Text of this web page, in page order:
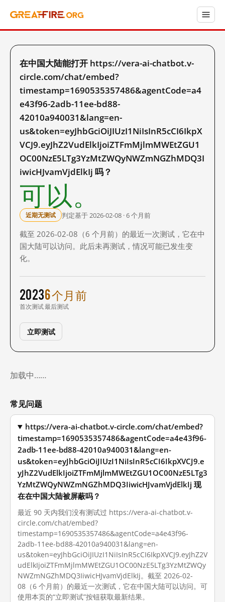
在中国大陆能打开 https://vera-ai-chatbot.v-
circle.com/chat/embed?
timestamp=1690535357486&agentCode=a4
e43f96-2adb-11ee-bd88-
42010a940031&lang=en-
us&token=eyJhbGciOiJIUzI1NiIsInR5cCI6IkpX
VCJ9.eyJhZ2VudElkIjoiZTFmMjlmMWEtZGU1
OC00NzE5LTg3YzMtZWQyNWZmNGZhMDQ3I
iwicHJvamVjdElkIj 吗？
可以。
近期无测试 判定基于 2026-02-08 · 6 个月前
截至 2026-02-08（6 个月前）的最近一次测试，它在中
国大陆可以访问。此后未再测试，情况可能已发生变
化。
2023
首次测试
6 个月前
最后测试
立即测试
加载中……
常见问题
https://vera-ai-chatbot.v-circle.com/chat/embed?
timestamp=1690535357486&agentCode=a4e43f96-
2adb-11ee-bd88-42010a940031&lang=en-
us&token=eyJhbGciOiJIUzI1NiIsInR5cCI6IkpXVCJ9.e
yJhZ2VudElkIjoiZTFmMjlmMWEtZGU1OC00NzE5LTg3
YzMtZWQyNWZmNGZhMDQ3IiwicHJvamVjdElkIj 现
在在中国大陆被屏蔽吗？
最近 90 天内我们没有测试过 https://vera-ai-chatbot.v-
circle.com/chat/embed?
timestamp=1690535357486&agentCode=a4e43f96-
2adb-11ee-bd88-42010a940031&lang=en-
us&token=eyJhbGciOiJIUzI1NiIsInR5cCI6IkpXVCJ9.eyJhZ2V
udElkIjoiZTFmMjlmMWEtZGU1OC00NzE5LTg3YzMtZWQy
NWZmNGZhMDQ3IiwicHJvamVjdElkIj。截至 2026-02-
08（6 个月前）的最近一次测试，它在中国大陆可以访问。可
使用本页的“立即测试”按钮获取最新结果。